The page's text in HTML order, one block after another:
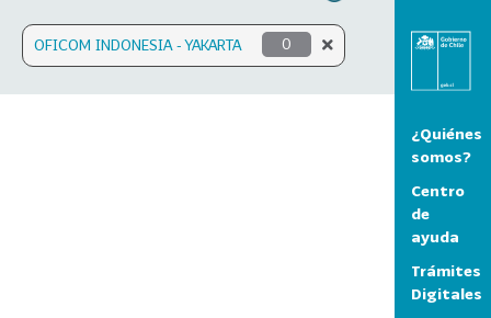
OFICOM INDONESIA - YAKARTA 0
¿Quiénes
somos?
Centro
de
ayuda
Trámites
Digitales